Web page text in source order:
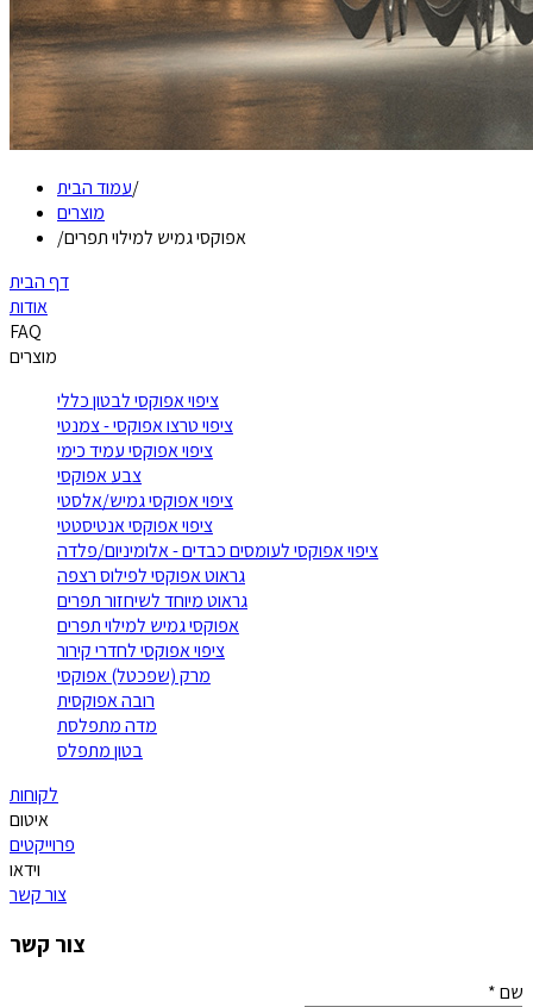
עמוד הבית/
מוצרים
/אפוקסי גמיש למילוי תפרים
דף הבית
אודות
FAQ
מוצרים
ציפוי אפוקסי לבטון כללי
ציפוי טרצו אפוקסי - צמנטי
ציפוי אפוקסי עמיד כימי
צבע אפוקסי
ציפוי אפוקסי גמיש/אלסטי
ציפוי אפוקסי אנטיסטטי
ציפוי אפוקסי לעומסים כבדים - אלומיניום/פלדה
גראוט אפוקסי לפילוס רצפה
גראוט מיוחד לשיחזור תפרים
אפוקסי גמיש למילוי תפרים
ציפוי אפוקסי לחדרי קירור
מרק (שפכטל) אפוקסי
רובה אפוקסית
מדה מתפלסת
בטון מתפלס
לקוחות
איטום
פרוייקטים
וידאו
צור קשר
צור קשר
שם*